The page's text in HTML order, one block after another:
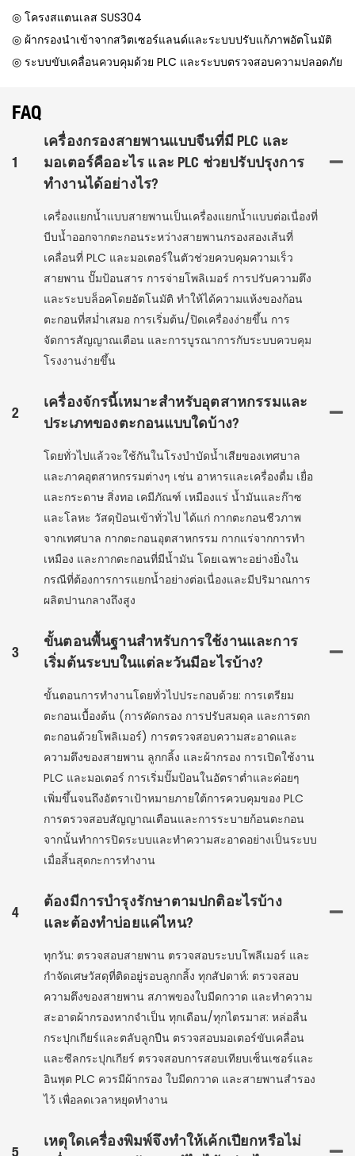
◎ โครงสแตนเลส SUS304
◎ ผ้ากรองนำเข้าจากสวิตเซอร์แลนด์และระบบปรับแก้ภาพอัตโนมัติ
◎ ระบบขับเคลื่อนควบคุมด้วย PLC และระบบตรวจสอบความปลอดภัย
FAQ
1
เครื่องกรองสายพานแบบจีนที่มี PLC และ
มอเตอร์คืออะไร และ PLC ช่วยปรับปรุงการ
ทำงานได้อย่างไร?
เครื่องแยกน้ำแบบสายพานเป็นเครื่องแยกน้ำแบบต่อเนื่องที่
บีบน้ำออกจากตะกอนระหว่างสายพานกรองสองเส้นที่
เคลื่อนที่ PLC และมอเตอร์ในตัวช่วยควบคุมความเร็ว
สายพาน ปั๊มป้อนสาร การจ่ายโพลิเมอร์ การปรับความตึง
และระบบล็อคโดยอัตโนมัติ ทำให้ได้ความแห้งของก้อน
ตะกอนที่สม่ำเสมอ การเริ่มต้น/ปิดเครื่องง่ายขึ้น การ
จัดการสัญญาณเตือน และการบูรณาการกับระบบควบคุม
โรงงานง่ายขึ้น
2
เครื่องจักรนี้เหมาะสำหรับอุตสาหกรรมและ
ประเภทของตะกอนแบบใดบ้าง?
โดยทั่วไปแล้วจะใช้กันในโรงบำบัดน้ำเสียของเทศบาล
และภาคอุตสาหกรรมต่างๆ เช่น อาหารและเครื่องดื่ม เยื่อ
และกระดาษ สิ่งทอ เคมีภัณฑ์ เหมืองแร่ น้ำมันและก๊าซ
และโลหะ วัสดุป้อนเข้าทั่วไป ได้แก่ กากตะกอนชีวภาพ
จากเทศบาล กากตะกอนอุตสาหกรรม กากแร่จากการทำ
เหมือง และกากตะกอนที่มีน้ำมัน โดยเฉพาะอย่างยิ่งใน
กรณีที่ต้องการการแยกน้ำอย่างต่อเนื่องและมีปริมาณการ
ผลิตปานกลางถึงสูง
3
ขั้นตอนพื้นฐานสำหรับการใช้งานและการ
เริ่มต้นระบบในแต่ละวันมีอะไรบ้าง?
ขั้นตอนการทำงานโดยทั่วไปประกอบด้วย: การเตรียม
ตะกอนเบื้องต้น (การคัดกรอง การปรับสมดุล และการตก
ตะกอนด้วยโพลิเมอร์) การตรวจสอบความสะอาดและ
ความตึงของสายพาน ลูกกลิ้ง และผ้ากรอง การเปิดใช้งาน
PLC และมอเตอร์ การเริ่มปั๊มป้อนในอัตราต่ำและค่อยๆ
เพิ่มขึ้นจนถึงอัตราเป้าหมายภายใต้การควบคุมของ PLC
การตรวจสอบสัญญาณเตือนและการระบายก้อนตะกอน
จากนั้นทำการปิดระบบและทำความสะอาดอย่างเป็นระบบ
เมื่อสิ้นสุดกะการทำงาน
4
ต้องมีการบำรุงรักษาตามปกติอะไรบ้าง
และต้องทำบ่อยแค่ไหน?
ทุกวัน: ตรวจสอบสายพาน ตรวจสอบระบบโพลีเมอร์ และ
กำจัดเศษวัสดุที่ติดอยู่รอบลูกกลิ้ง ทุกสัปดาห์: ตรวจสอบ
ความตึงของสายพาน สภาพของใบมีดกวาด และทำความ
สะอาดผ้ากรองหากจำเป็น ทุกเดือน/ทุกไตรมาส: หล่อลื่น
กระปุกเกียร์และตลับลูกปืน ตรวจสอบมอเตอร์ขับเคลื่อน
และซีลกระปุกเกียร์ ตรวจสอบการสอบเทียบเซ็นเซอร์และ
อินพุต PLC ควรมีผ้ากรอง ใบมีดกวาด และสายพานสำรอง
ไว้ เพื่อลดเวลาหยุดทำงาน
5
เหตุใดเครื่องพิมพ์จึงทำให้เค้กเปียกหรือไม่